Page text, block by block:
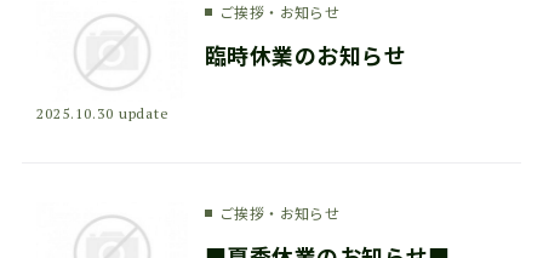
2025.10.30 update
ご挨拶・お知らせ
臨時休業のお知らせ
ご挨拶・お知らせ